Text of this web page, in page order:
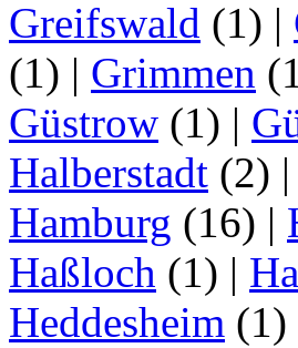
Greifswald (1) |
(1) | Grimmen
Güstrow (1) |
Halberstadt (2) |
Hamburg (16) |
Haßloch (1) |
Heddesheim (1)